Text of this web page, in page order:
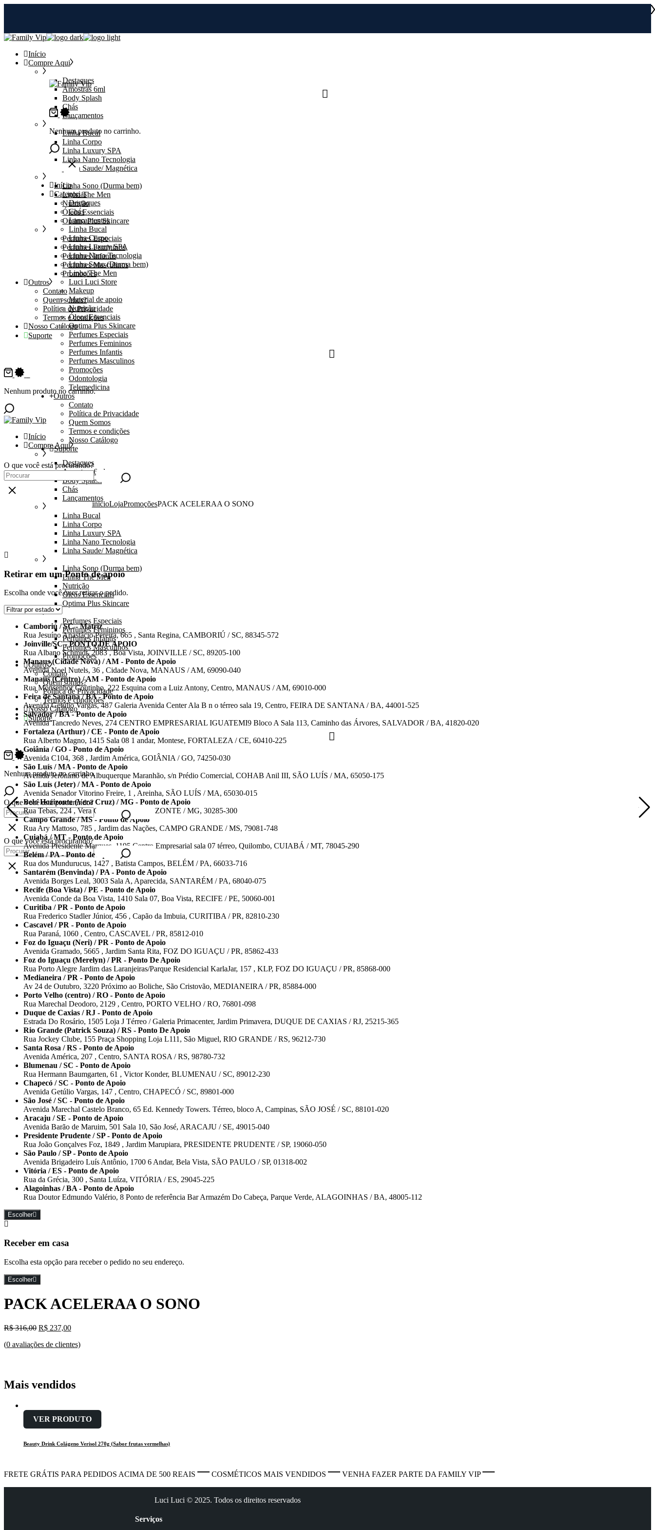
content
Início
Compre Aqui
Destaques
Amostras 6ml
Body Splash
Chás
Lançamentos
Linha Bucal
Linha Corpo
Linha Luxury SPA
Linha Nano Tecnologia
Linha Saude/ Magnética
Linha Sono (Durma bem)
Linha The Men
Nutrição
Óleos Essenciais
Optima Plus Skincare
Perfumes Especiais
Perfumes Femininos
Perfumes Infantis
Perfumes Masculinos
Promoções
Outros
Contato
Quem somos?
Política de Privacidade
Termos e condições
Nosso Catálogo
Suporte
Nenhum produto no carrinho.
Início
Compre Aqui
Destaques
Amostras 6ml
Body Splash
Chás
Lançamentos
Linha Bucal
Linha Corpo
Linha Luxury SPA
Linha Nano Tecnologia
Linha Saude/ Magnética
Linha Sono (Durma bem)
Linha The Men
Nutrição
Óleos Essenciais
Optima Plus Skincare
Perfumes Especiais
Perfumes Femininos
Perfumes Infantis
Perfumes Masculinos
Promoções
Outros
Contato
Quem somos?
Política de Privacidade
Termos e condições
Nosso Catálogo
Suporte
0
Nenhum produto no carrinho.
O que você está procurando?
O que você está procurando?
0
Nenhum produto no carrinho.
Início
Categorias
Destaques
Chás
Lançamentos
Linha Bucal
Linha Corpo
Linha Luxury SPA
Linha Nano Tecnologia
Linha Sono (Durma bem)
Linha The Men
Luci Luci Store
Makeup
Material de apoio
Nutrição
Óleos Essenciais
Optima Plus Skincare
Perfumes Especiais
Perfumes Femininos
Perfumes Infantis
Perfumes Masculinos
Promoções
Odontologia
Telemedicina
Outros
Contato
Política de Privacidade
Quem Somos
Termos e condições
Nosso Catálogo
Suporte
O que você está procurando?
inicioLojaPromoçõesPACK ACELERAA O SONO
Retirar em um Ponto de apoio
Escolha onde você quer retirar o pedido.
Camboriú / SC - Matriz
Rua Jesuíno Anastácio Pereira, 665 , Santa Regina, CAMBORIÚ / SC, 88345-572
Joinville/SC - PONTO DE APOIO
Rua Albano Schmidt, 2083 , Boa Vista, JOINVILLE / SC, 89205-100
Manaus (Cidade Nova) / AM - Ponto de Apoio
Avenida Noel Nutels, 36 , Cidade Nova, MANAUS / AM, 69090-040
Manaus (Centro) / AM - Ponto de Apoio
Rua Monsenhor Coutinho, 222 Esquina com a Luiz Antony, Centro, MANAUS / AM, 69010-000
Feira de Santana / BA - Ponto de Apoio
Avenida Getúlio Vargas, 487 Galeria Avenida Center Ala B n o térreo sala 19, Centro, FEIRA DE SANTANA / BA, 44001-525
Salvador / BA - Ponto de Apoio
Avenida Tancredo Neves, 274 CENTRO EMPRESARIAL IGUATEMI9 Bloco A Sala 113, Caminho das Árvores, SALVADOR / BA, 41820-020
Fortaleza (Arthur) / CE - Ponto de Apoio
Rua Alberto Magno, 1415 Sala 08 1 andar, Montese, FORTALEZA / CE, 60410-225
Goiânia / GO - Ponto de Apoio
Avenida C104, 368 , Jardim América, GOIÂNIA / GO, 74250-030
São Luís / MA - Ponto de Apoio
Avenida Jerônimo de Albuquerque Maranhão, s/n Prédio Comercial, COHAB Anil III, SÃO LUÍS / MA, 65050-175
São Luís (Jeter) / MA - Ponto de Apoio
Avenida Senador Vitorino Freire, 1 , Areinha, SÃO LUÍS / MA, 65030-015
Belo Horizonte (Vera Cruz) / MG - Ponto de Apoio
Rua Tebas, 224 , Vera Cruz, BELO HORIZONTE / MG, 30285-300
Campo Grande / MS - Ponto de Apoio
Rua Ary Mattoso, 785 , Jardim das Nações, CAMPO GRANDE / MS, 79081-748
Cuiabá / MT - Ponto de Apoio
Avenida Presidente Marques, 1195 Centro Empresarial sala 07 térreo, Quilombo, CUIABÁ / MT, 78045-290
Belém / PA - Ponto de Apoio
Rua dos Mundurucus, 1427 , Batista Campos, BELÉM / PA, 66033-716
Santarém (Benvinda) / PA - Ponto de Apoio
Avenida Borges Leal, 3003 Sala A, Aparecida, SANTARÉM / PA, 68040-075
Recife (Boa Vista) / PE - Ponto de Apoio
Avenida Conde da Boa Vista, 1410 Sala 07, Boa Vista, RECIFE / PE, 50060-001
Curitiba / PR - Ponto de Apoio
Rua Frederico Stadler Júnior, 456 , Capão da Imbuia, CURITIBA / PR, 82810-230
Cascavel / PR - Ponto de Apoio
Rua Paraná, 1060 , Centro, CASCAVEL / PR, 85812-010
Foz do Iguaçu (Neri) / PR - Ponto de Apoio
Avenida Gramado, 5665 , Jardim Santa Rita, FOZ DO IGUAÇU / PR, 85862-433
Foz do Iguaçu (Merelyn) / PR - Ponto De Apoio
Rua Porto Alegre Jardim das Laranjeiras/Parque Residencial KarlaJar, 157 , KLP, FOZ DO IGUAÇU / PR, 85868-000
Medianeira / PR - Ponto de Apoio
Av 24 de Outubro, 3220 Próximo ao Boliche, São Cristovão, MEDIANEIRA / PR, 85884-000
Porto Velho (centro) / RO - Ponto de Apoio
Rua Marechal Deodoro, 2129 , Centro, PORTO VELHO / RO, 76801-098
Duque de Caxias / RJ - Ponto de Apoio
Estrada Do Rosário, 1505 Loja J Térreo / Galeria Primacenter, Jardim Primavera, DUQUE DE CAXIAS / RJ, 25215-365
Rio Grande (Patrick Souza) / RS - Ponto De Apoio
Rua Jockey Clube, 155 Praça Shopping Loja L111, São Miguel, RIO GRANDE / RS, 96212-730
Santa Rosa / RS - Ponto de Apoio
Avenida América, 207 , Centro, SANTA ROSA / RS, 98780-732
Blumenau / SC - Ponto de Apoio
Rua Hermann Baumgarten, 61 , Victor Konder, BLUMENAU / SC, 89012-230
Chapecó / SC - Ponto de Apoio
Avenida Getúlio Vargas, 147 , Centro, CHAPECÓ / SC, 89801-000
São José / SC - Ponto de Apoio
Avenida Marechal Castelo Branco, 65 Ed. Kennedy Towers. Térreo, bloco A, Campinas, SÃO JOSÉ / SC, 88101-020
Aracaju / SE - Ponto de Apoio
Avenida Barão de Maruim, 501 Sala 10, São José, ARACAJU / SE, 49015-040
Presidente Prudente / SP - Ponto de Apoio
Rua João Gonçalves Foz, 1849 , Jardim Marupiara, PRESIDENTE PRUDENTE / SP, 19060-050
São Paulo / SP - Ponto de Apoio
Avenida Brigadeiro Luís Antônio, 1700 6 Andar, Bela Vista, SÃO PAULO / SP, 01318-002
Vitória / ES - Ponto de Apoio
Rua da Grécia, 300 , Santa Luíza, VITÓRIA / ES, 29045-225
Alagoinhas / BA - Ponto de Apoio
Rua Doutor Edmundo Valério, 8 Ponto de referência Bar Armazém Do Cabeça, Parque Verde, ALAGOINHAS / BA, 48005-112
Escolher
Receber em casa
Escolha esta opção para receber o pedido no seu endereço.
Escolher
PACK ACELERAA O SONO
R$316,00 O
original
R$ 237,00O
atual
(0 avaliações de clientes)
Mais vendidos
VER PRODUTO
Beauty Drink Colágeno Verisol 270g (Sabor frutas vermelhas)
FRETE GRÁTIS PARA PEDIDOS ACIMA DE 500 REAIS COSMÉTICOS MAIS VENDIDOS VENHA FAZER PARTE DA FAMILY VIP
Luci Luci © 2025. Todos os direitos reservados
Serviços